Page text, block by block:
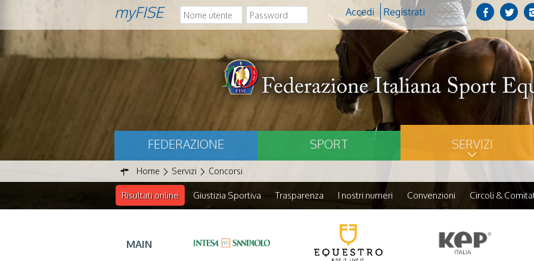
myFISE Accedi Registrati
FEDERAZIONE SPORT SERVIZI
Home Servizi Concorsi
Risultati online Giustizia Sportiva Trasparenza I nostri numeri Convenzioni Circoli &
MAIN